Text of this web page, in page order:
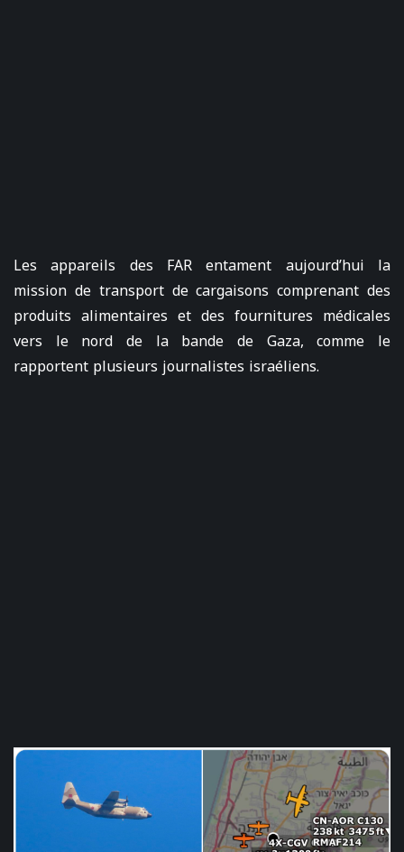
Les appareils des FAR entament aujourd’hui la
mission de transport de cargaisons comprenant des
produits alimentaires et des fournitures médicales
vers le nord de la bande de Gaza, comme le
rapportent plusieurs journalistes israéliens.